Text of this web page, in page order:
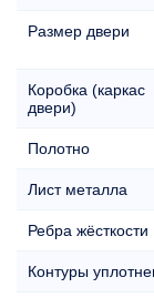
Размер двери
Коробка (каркас
двери)
Полотно
Лист металла
Ребра жёсткости
Контуры